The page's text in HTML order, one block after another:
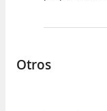
Otros